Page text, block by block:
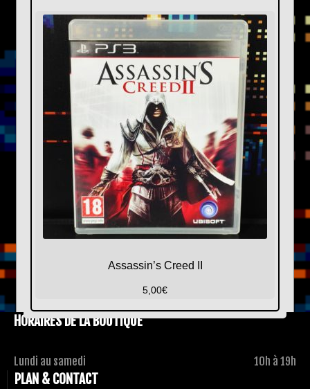
Assassin’s Creed II
5,00€
HORAIRES DE LA BOUTIQUE
Lundi au samedi 10h à 19h
PLAN & CONTACT